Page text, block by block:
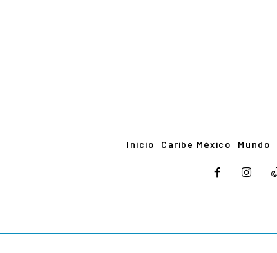
Inicio Caribe México Mundo